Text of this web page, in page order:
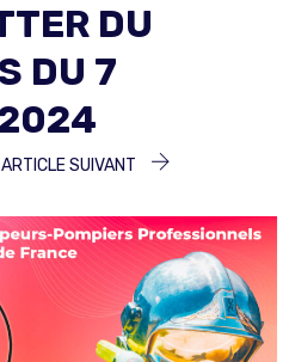
DU
DU 7
2024
ARTICLE SUIVANT
ARTICLE